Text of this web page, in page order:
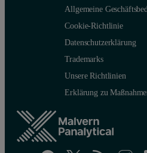
Allgemeine
Cookie-Richtlinie
Datenschutzerklärung
Trademarks
Unsere Richtlinien
Erklärung zu